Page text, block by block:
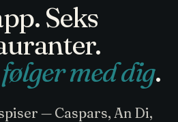
Seks
følger med dig.
— Caspars, An Di,